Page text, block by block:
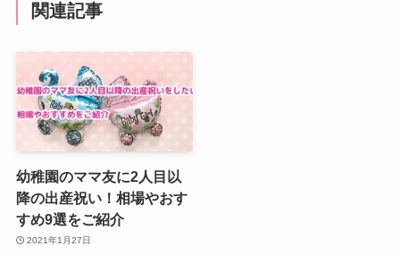
関連記事
幼稚園のママ友に2人目以
降の出産祝い！相場やおす
すめ9選をご紹介
2021年1月27日